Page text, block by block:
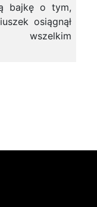
bajkę o tym,
osiągnął
wszelkim